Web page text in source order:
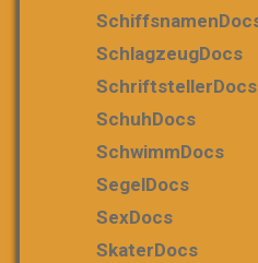
SchlagzeugDocs
SchriftstellerDocs
SchuhDocs
SchwimmDocs
SegelDocs
SexDocs
SkaterDocs